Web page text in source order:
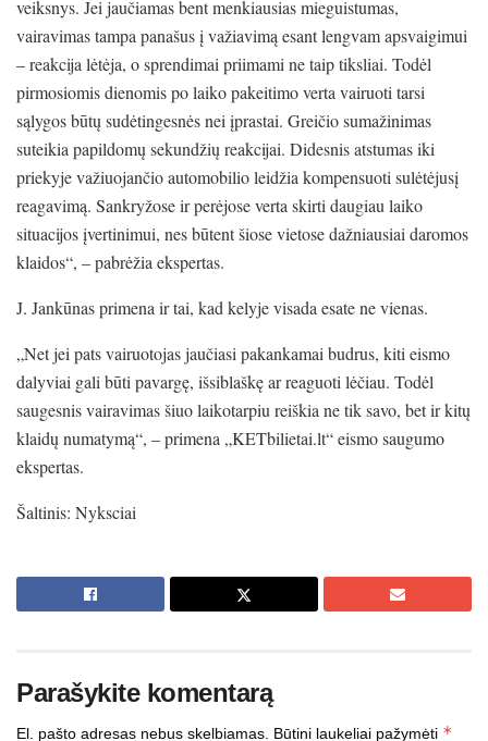
veiksnys. Jei jaučiamas bent menkiausias mieguistumas,
vairavimas tampa panašus į važiavimą esant lengvam apsvaigimui
– reakcija lėtėja, o sprendimai priimami ne taip tiksliai. Todėl
pirmosiomis dienomis po laiko pakeitimo verta vairuoti tarsi
sąlygos būtų sudėtingesnės nei įprastai. Greičio sumažinimas
suteikia papildomų sekundžių reakcijai. Didesnis atstumas iki
priekyje važiuojančio automobilio leidžia kompensuoti sulėtėjusį
reagavimą. Sankryžose ir perėjose verta skirti daugiau laiko
situacijos įvertinimui, nes būtent šiose vietose dažniausiai daromos
klaidos“, – pabrėžia ekspertas.
J. Jankūnas primena ir tai, kad kelyje visada esate ne vienas.
„Net jei pats vairuotojas jaučiasi pakankamai budrus, kiti eismo
dalyviai gali būti pavargę, išsiblaškę ar reaguoti lėčiau. Todėl
saugesnis vairavimas šiuo laikotarpiu reiškia ne tik savo, bet ir kitų
klaidų numatymą“, – primena „KETbilietai.lt“ eismo saugumo
ekspertas.
Šaltinis: Nyksciai
Parašykite komentarą
El. pašto adresas nebus skelbiamas. Būtini laukeliai pažymėti *